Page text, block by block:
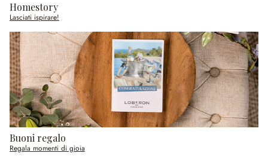
Homestory
Lasciati ispirare!
Buoni regalo
Regala momenti di gioia